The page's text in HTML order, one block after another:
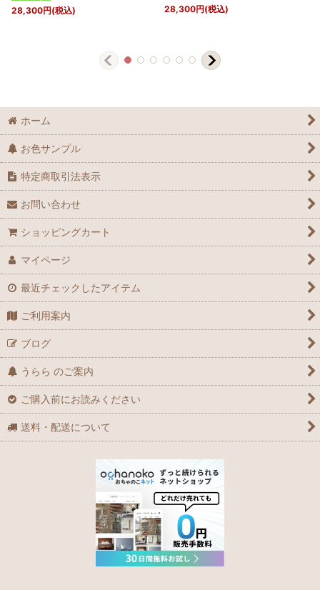
28,300円(税込)
28,300円(税込)
ホーム
お色サンプル
特定商取引法表示
お問い合わせ
ショッピングカート
マイページ
最近チェックしたアイテム
ご利用案内
ブログ
うらら のご案内
ご購入前にお読みください
送料・配送について